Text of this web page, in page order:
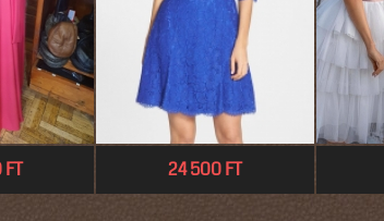
24 500 FT